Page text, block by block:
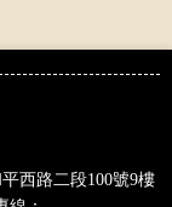
西路二段100號9樓